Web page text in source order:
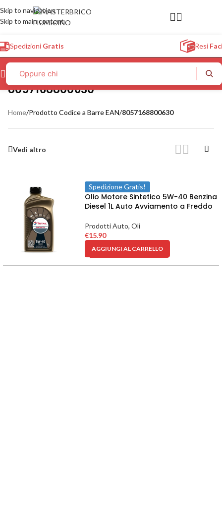
Skip to navigation
Skip to main content
Spedizioni Gratis Resi
8057168800630
Home/Prodotto Codice a Barre EAN/8057168800630
Vedi altro
Spedizione Gratis!
Olio Motore Sintetico 5W-40 Benzina
Diesel 1L Auto Avviamento a Freddo
Prodotti Auto, Oli
€15.90
AGGIUNGI AL CARRELLO